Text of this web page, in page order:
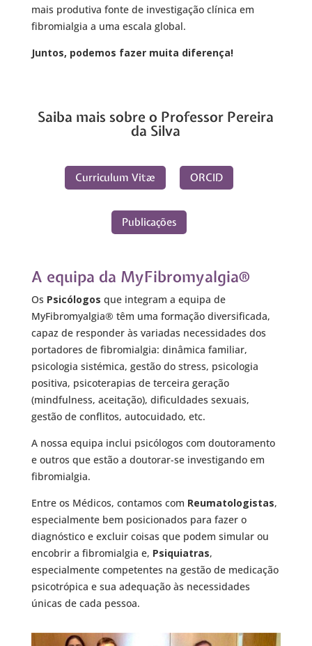
mais produtiva fonte de investigação clínica em
fibromialgia a uma escala global.
Juntos, podemos fazer muita diferença!
Saiba mais sobre o Professor Pereira
da Silva
Curriculum Vitæ ORCID
Publicações
A equipa da MyFibromyalgia®
Os Psicólogos que integram a equipa de
MyFibromyalgia® têm uma formação diversificada,
capaz de responder às variadas necessidades dos
portadores de fibromialgia: dinâmica familiar,
psicologia sistémica, gestão do stress, psicologia
positiva, psicoterapias de terceira geração
(mindfulness, aceitação), dificuldades sexuais,
gestão de conflitos, autocuidado, etc.
A nossa equipa inclui psicólogos com doutoramento
e outros que estão a doutorar-se investigando em
fibromialgia.
Entre os Médicos, contamos com Reumatologistas,
especialmente bem posicionados para fazer o
diagnóstico e excluir coisas que podem simular ou
encobrir a fibromialgia e, Psiquiatras,
especialmente competentes na gestão de medicação
psicotrópica e sua adequação às necessidades
únicas de cada pessoa.